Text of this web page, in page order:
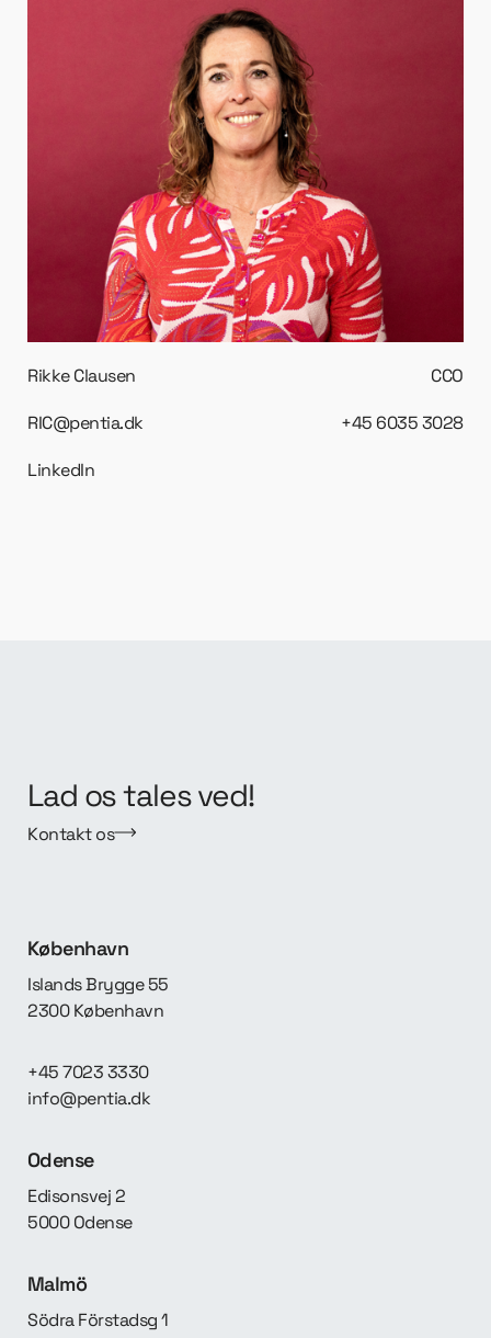
Rikke Clausen CCO
RIC@pentia.dk +45 6035 3028
LinkedIn
Lad os tales ved!
Kontakt os
København
Islands Brygge 55
2300 København
Odense
Edisonsvej 2
5000 Odense
Malmö
Södra Förstadsg 1
+45 7023 3330
info@pentia.dk